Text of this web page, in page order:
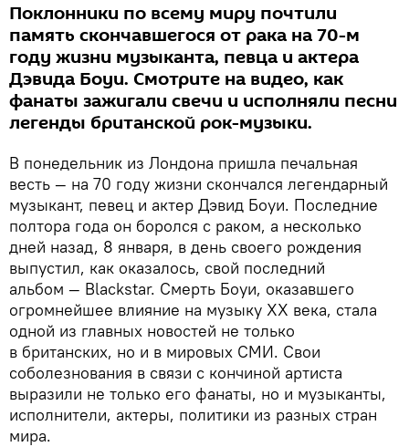
Поклонники по всему миру почтили
память скончавшегося от рака на 70-м
году жизни музыканта, певца и актера
Дэвида Боуи. Смотрите на видео, как
фанаты зажигали свечи и исполняли песни
легенды британской рок-музыки.
В понедельник из Лондона пришла печальная
весть — на 70 году жизни скончался легендарный
музыкант, певец и актер Дэвид Боуи. Последние
полтора года он боролся с раком, а несколько
дней назад, 8 января, в день своего рождения
выпустил, как оказалось, свой последний
альбом — Blackstar. Смерть Боуи, оказавшего
огромнейшее влияние на музыку ХХ века, стала
одной из главных новостей не только
в британских, но и в мировых СМИ. Свои
соболезнования в связи с кончиной артиста
выразили не только его фанаты, но и музыканты,
исполнители, актеры, политики из разных стран
мира.